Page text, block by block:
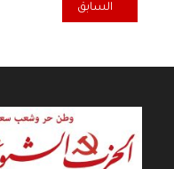
المقال السابق: تشرين
السابق